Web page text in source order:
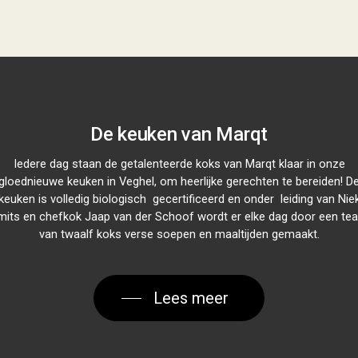
De keuken van Marqt
Iedere dag staan de getalenteerde koks van Marqt klaar in onze
keuken in Veghel, om heerlijke gerechten te bereiden! De
is volledig biologisch gecertificeerd en onder leiding van
en chefkok Jaap van der Schoof wordt er elke dag door een
van twaalf koks verse soepen en maaltijden gemaakt.
Lees meer